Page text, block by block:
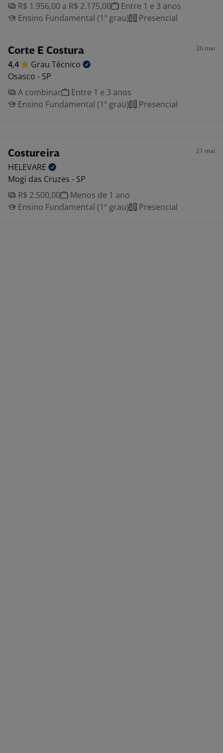
R$ 1.956,00 a R$ 2.175,00
Entre 1 e 3 anos
Ensino Fundamental (1º grau)
Presencial
Corte E Costura 26 mai
4,4 Grau Técnico
Osasco - SP
A combinar
Entre 1 e 3 anos
Ensino Fundamental (1º grau)
Presencial
Costureira 21 mai
HELEVARE
Mogi das Cruzes - SP
R$ 2.500,00
Menos de 1 ano
Ensino Fundamental (1º grau)
Presencial